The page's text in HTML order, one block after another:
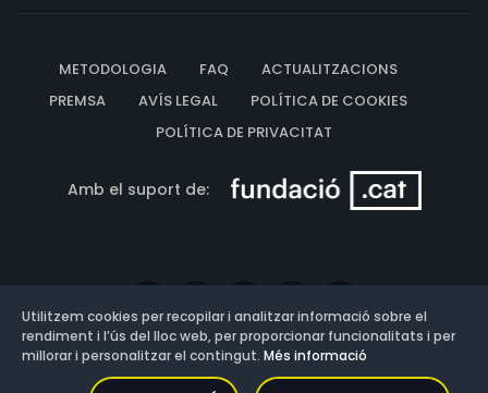
METODOLOGIA FAQ
ACTUALITZACIONS
PREMSA
AVÍS LEGAL
POLÍTICA DE COOKIES
POLÍTICA DE PRIVACITAT
Amb el suport de:
Versió: 3.13.0.202607011342
Utilitzem cookies per recopilar i analitzar informació sobre el
rendiment i l’ús del lloc web, per proporcionar funcionalitats i per
millorar i personalitzar el contingut. Més informació